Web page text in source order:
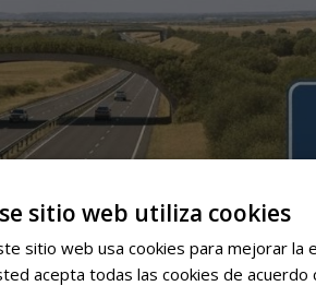
sitio web utiliza cookies
sitio web usa cookies para mejorar la
acepta todas las cookies de acuerdo